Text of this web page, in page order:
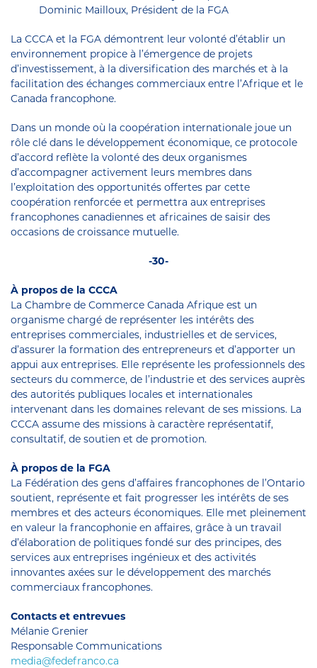
Dominic Mailloux, Président de la FGA
La CCCA et la FGA démontrent leur volonté d’établir un
environnement propice à l’émergence de projets
d’investissement, à la diversification des marchés et à la
facilitation des échanges commerciaux entre l’Afrique et le
Canada francophone.
Dans un monde où la coopération internationale joue un
rôle clé dans le développement économique, ce protocole
d’accord reflète la volonté des deux organismes
d’accompagner activement leurs membres dans
l’exploitation des opportunités offertes par cette
coopération renforcée et permettra aux entreprises
francophones canadiennes et africaines de saisir des
occasions de croissance mutuelle.
-30-
À propos de la CCCA
La Chambre de Commerce Canada Afrique est un
organisme chargé de représenter les intérêts des
entreprises commerciales, industrielles et de services,
d’assurer la formation des entrepreneurs et d’apporter un
appui aux entreprises. Elle représente les professionnels des
secteurs du commerce, de l’industrie et des services auprès
des autorités publiques locales et internationales
intervenant dans les domaines relevant de ses missions. La
CCCA assume des missions à caractère représentatif,
consultatif, de soutien et de promotion.
À propos de la FGA
La Fédération des gens d’affaires francophones de l’Ontario
soutient, représente et fait progresser les intérêts de ses
membres et des acteurs économiques. Elle met pleinement
en valeur la francophonie en affaires, grâce à un travail
d’élaboration de politiques fondé sur des principes, des
services aux entreprises ingénieux et des activités
innovantes axées sur le développement des marchés
commerciaux francophones.
Contacts et entrevues
Mélanie Grenier
Responsable Communications
media@fedefranco.ca